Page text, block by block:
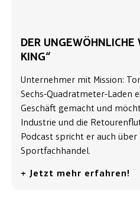
DER
KING“
Unternehmer mit Mission:
Sechs-Quadratmeter-Laden
Geschäft gemacht und
Industrie und die
Podcast spricht er auch
Sportfachhandel.
+ Jetzt mehr erfahren!